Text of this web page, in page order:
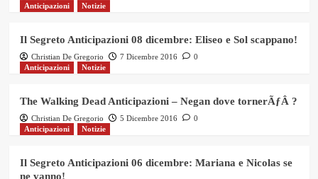
Anticipazioni
Notizie
Il Segreto Anticipazioni 08 dicembre: Eliseo e Sol scappano!
Christian De Gregorio 7 Dicembre 2016
0
Anticipazioni
Notizie
The Walking Dead Anticipazioni – Negan dove tornerÃƒÂ ?
Christian De Gregorio 5 Dicembre 2016
0
Anticipazioni
Notizie
Il Segreto Anticipazioni 06 dicembre: Mariana e Nicolas se
ne vanno!